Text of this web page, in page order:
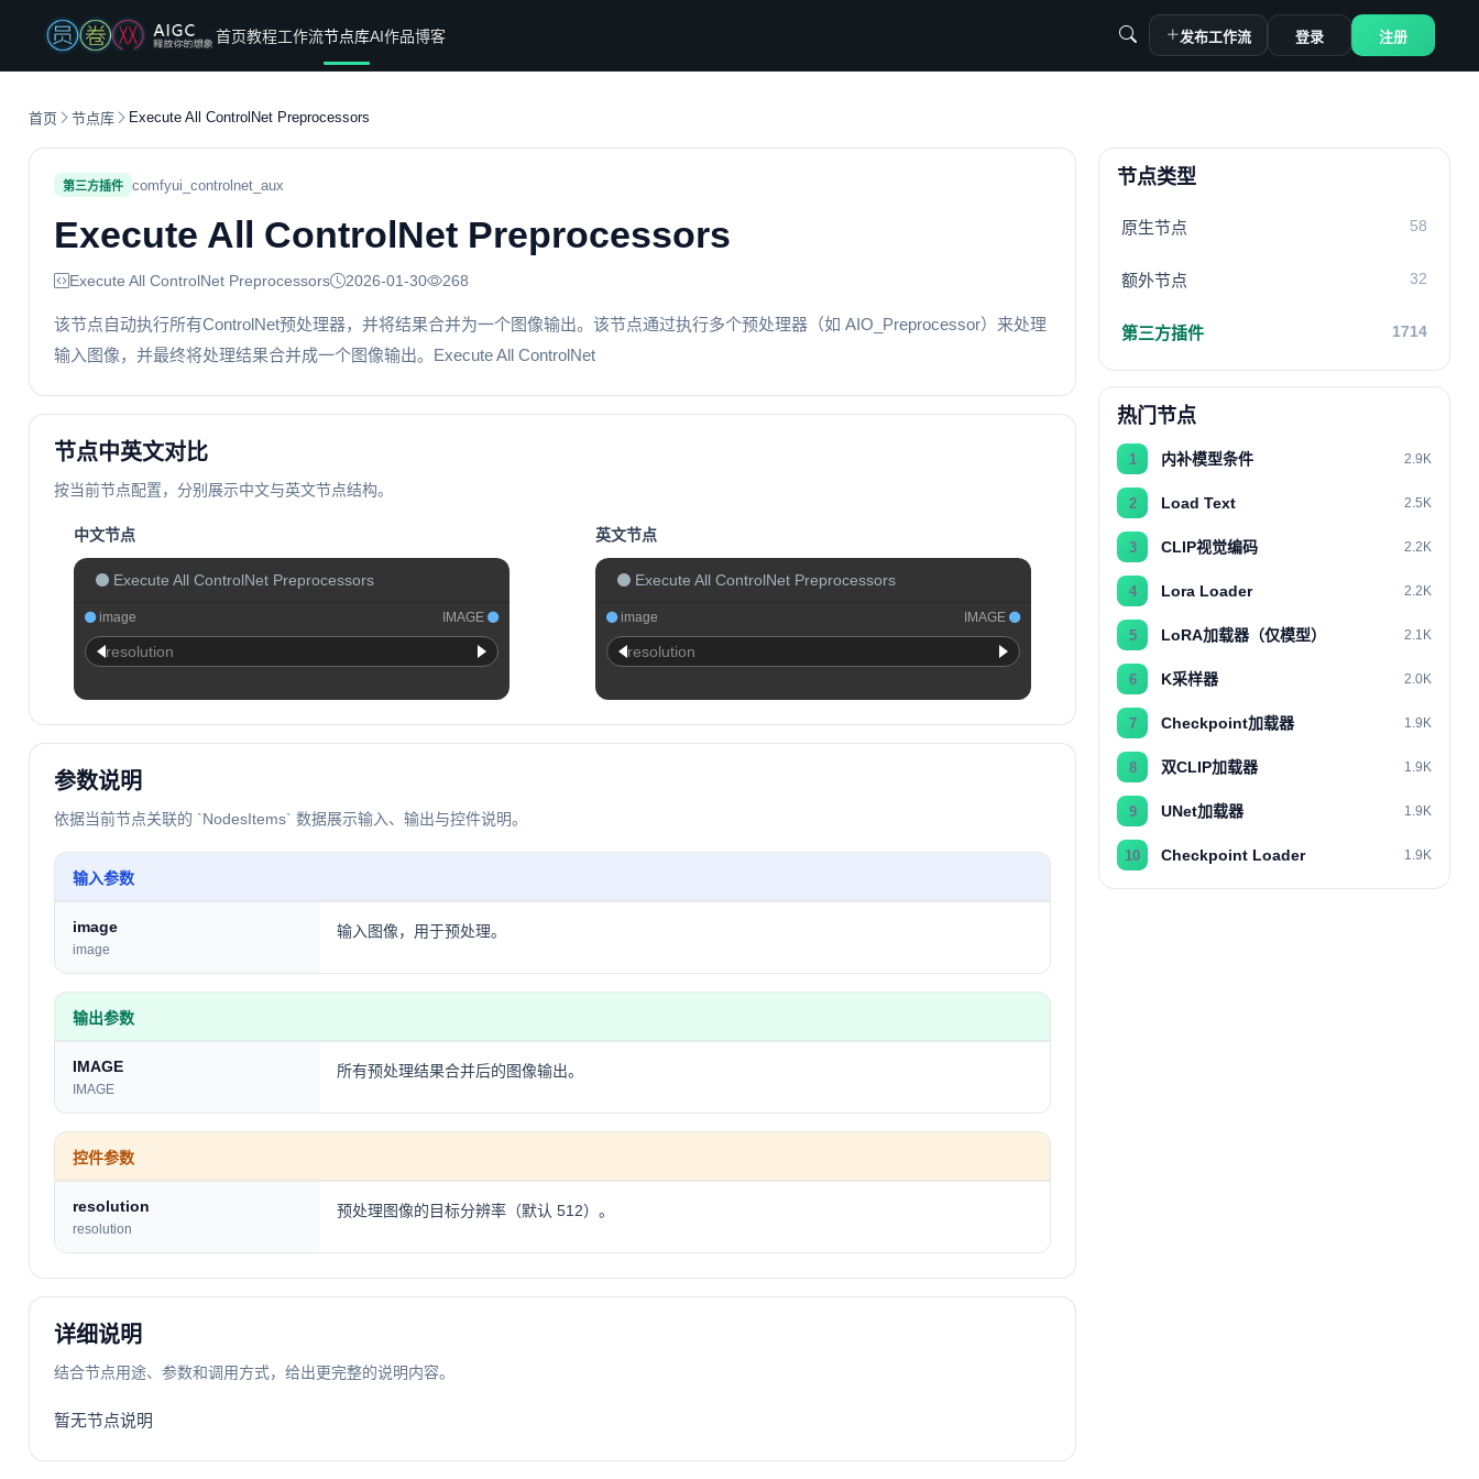
首页教程工作流节点库AI作品博客 发布工作流 登录 注册
首页 节点库 Execute All ControlNet Preprocessors
第三方插件 comfyui_controlnet_aux
Execute All ControlNet Preprocessors
Execute All ControlNet Preprocessors 2026-01-30 268
该节点自动执行所有ControlNet预处理器，并将结果合并为一个图像输出。该节点通过执行多个预处理器（如 AIO_Preprocessor）来处理
输入图像，并最终将处理结果合并成一个图像输出。Execute All ControlNet
节点中英文对比
按当前节点配置，分别展示中文与英文节点结构。
中文节点
Execute All ControlNet Preprocessors
image IMAGE
resolution
英文节点
Execute All ControlNet Preprocessors
image IMAGE
resolution
参数说明
依据当前节点关联的 `NodesItems` 数据展示输入、输出与控件说明。
输入参数
image
image
输入图像，用于预处理。
输出参数
IMAGE
IMAGE
所有预处理结果合并后的图像输出。
控件参数
resolution
resolution
预处理图像的目标分辨率（默认 512）。
详细说明
结合节点用途、参数和调用方式，给出更完整的说明内容。
暂无节点说明
节点类型
原生节点 58
额外节点 32
第三方插件 1714
热门节点
1 内补模型条件 2.9K
2 Load Text 2.5K
3 CLIP视觉编码 2.2K
4 Lora Loader 2.2K
5 LoRA加载器（仅模型） 2.1K
6 K采样器 2.0K
7 Checkpoint加载器 1.9K
8 双CLIP加载器 1.9K
9 UNet加载器 1.9K
10 Checkpoint Loader 1.9K